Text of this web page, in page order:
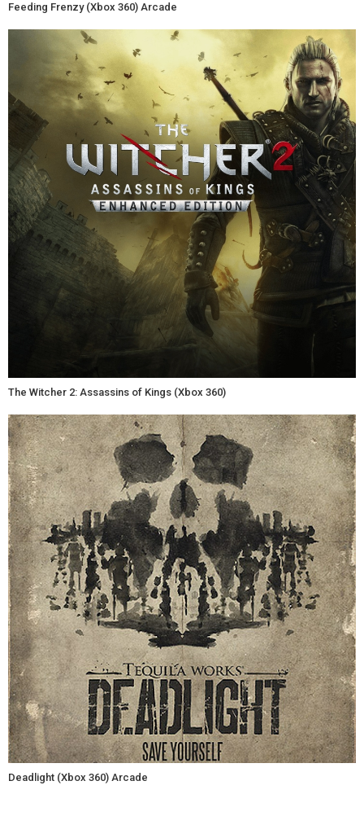
Feeding Frenzy (Xbox 360) Arcade
The Witcher 2: Assassins of Kings (Xbox 360)
Deadlight (Xbox 360) Arcade